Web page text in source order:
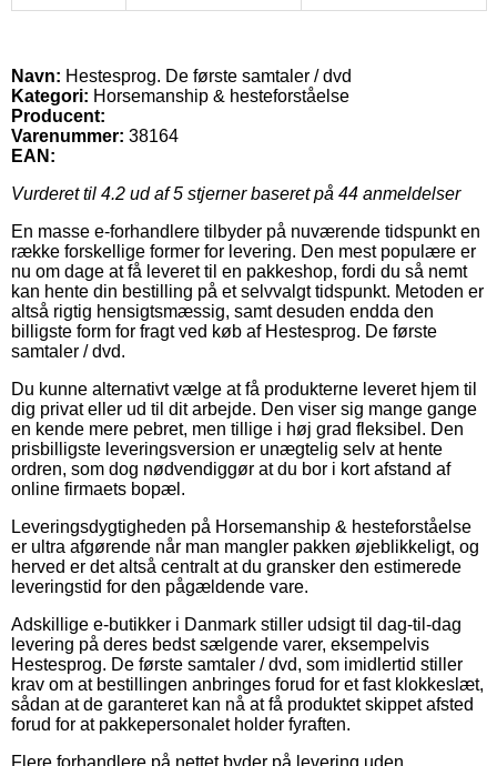
Navn: Hestesprog. De første samtaler / dvd
Kategori: Horsemanship & hesteforståelse
Producent:
Varenummer: 38164
EAN:
Vurderet til 4.2 ud af 5 stjerner baseret på 44 anmeldelser
En masse e-forhandlere tilbyder på nuværende tidspunkt en
række forskellige former for levering. Den mest populære er
nu om dage at få leveret til en pakkeshop, fordi du så nemt
kan hente din bestilling på et selvvalgt tidspunkt. Metoden er
altså rigtig hensigtsmæssig, samt desuden endda den
billigste form for fragt ved køb af Hestesprog. De første
samtaler / dvd.
Du kunne alternativt vælge at få produkterne leveret hjem til
dig privat eller ud til dit arbejde. Den viser sig mange gange
en kende mere pebret, men tillige i høj grad fleksibel. Den
prisbilligste leveringsversion er unægtelig selv at hente
ordren, som dog nødvendiggør at du bor i kort afstand af
online firmaets bopæl.
Leveringsdygtigheden på Horsemanship & hesteforståelse
er ultra afgørende når man mangler pakken øjeblikkeligt, og
herved er det altså centralt at du gransker den estimerede
leveringstid for den pågældende vare.
Adskillige e-butikker i Danmark stiller udsigt til dag-til-dag
levering på deres bedst sælgende varer, eksempelvis
Hestesprog. De første samtaler / dvd, som imidlertid stiller
krav om at bestillingen anbringes forud for et fast klokkeslæt,
sådan at de garanteret kan nå at få produktet skippet afsted
forud for at pakkepersonalet holder fyraften.
Flere forhandlere på nettet byder på levering uden